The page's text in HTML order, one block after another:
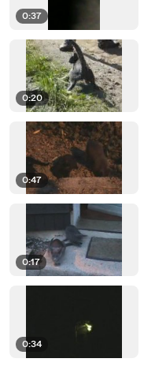
0:37
0:20
0:47
0:17
0:34